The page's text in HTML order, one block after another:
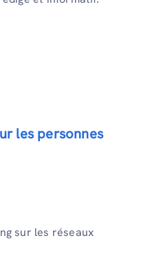
les personnes
sur les réseaux